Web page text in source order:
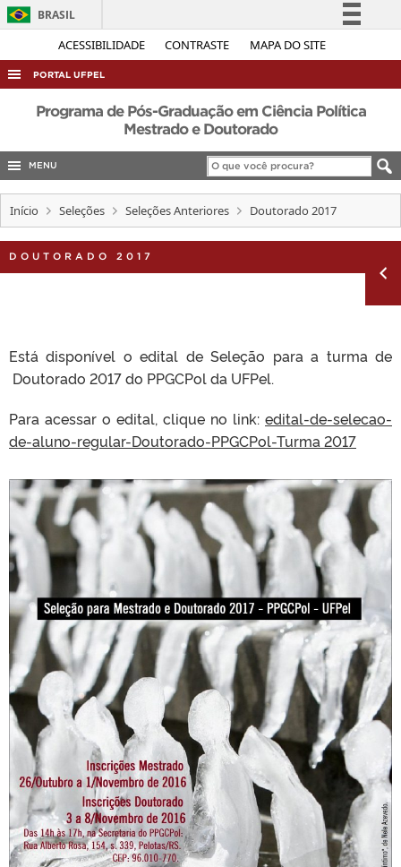
ACESSIBILIDADE CONTRASTE MAPA DO SITE
BRASIL
Simplifique!
Acesso à informação
Legislação
Canais
PORTAL UFPEL
ACESSO À INFORMAÇÃO
COBALTO
CONCURSOS
EDITAIS
INTERNACIONAL
Programa de Pós-Graduação em Ciência Política
Mestrado e Doutorado
MENU
Início Seleções Seleções Anteriores Doutorado 2017
DOUTORADO 2017
Está disponível o edital de Seleção para a turma de
Doutorado 2017 do PPGCPol da UFPel.
Para acessar o edital, clique no link: edital-de-selecao-
de-aluno-regular-Doutorado-PPGCPol-Turma 2017